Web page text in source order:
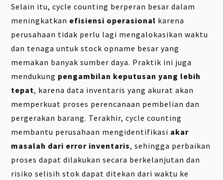
Selain itu, cycle counting berperan besar dalam
meningkatkan efisiensi operasional karena
perusahaan tidak perlu lagi mengalokasikan waktu
dan tenaga untuk stock opname besar yang
memakan banyak sumber daya. Praktik ini juga
mendukung pengambilan keputusan yang lebih
tepat, karena data inventaris yang akurat akan
memperkuat proses perencanaan pembelian dan
pergerakan barang. Terakhir, cycle counting
membantu perusahaan mengidentifikasi akar
masalah dari error inventaris, sehingga perbaikan
proses dapat dilakukan secara berkelanjutan dan
risiko selisih stok dapat ditekan dari waktu ke